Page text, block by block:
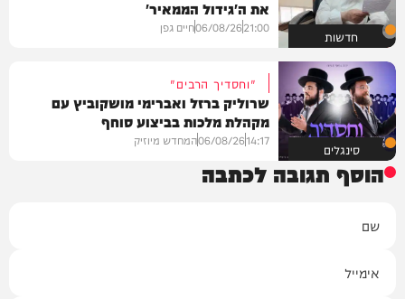
חדשות
את ה'גידול הממאיר'
21:00
06/08/26חיים גפן
סינגלים
"וחסדיך הרבים"
שרוליק ברזל ואברימי מושקוביץ עם
מקהלת מלכות בביצוע סוחף
14:17
06/08/26המחדש מיוזיק
הוסף תגובה לכתבה